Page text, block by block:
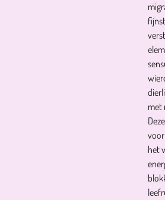
met
het